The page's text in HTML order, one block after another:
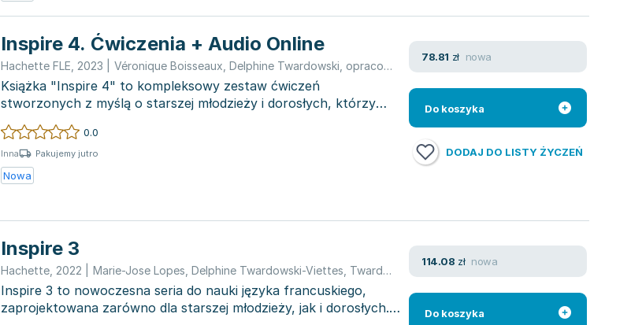
Inspire 4. Ćwiczenia + Audio Online
Hachette FLE 2023 Véronique Boisseaux Delphine Twardowski opracowanie zbiorowe
Książka "Inspire 4" to kompleksowy zestaw ćwiczeń
stworzonych z myślą o starszej młodzieży i dorosłych, którzy
pragną doskonalić s...
0.0
Inna Pakujemy jutro
Nowa
78.81 zł nowa
Do koszyka
DODAJ DO LISTY ŻYCZEŃ
Inspire 3
Hachette 2022 Marie-Jose Lopes Delphine Twardowski-Viettes Twardowski-Vieites Delphine Delphine Twardowski
Inspire 3 to nowoczesna seria do nauki języka francuskiego,
zaprojektowana zarówno dla starszej młodzieży, jak i dorosłych.
114.08 zł nowa
Do koszyka